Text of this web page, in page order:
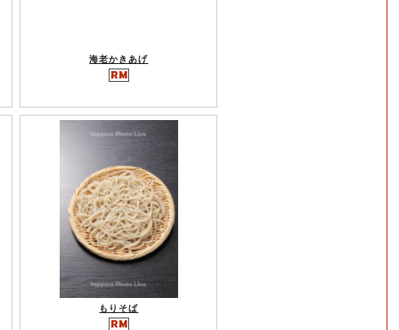
海老かきあげ
もりそば